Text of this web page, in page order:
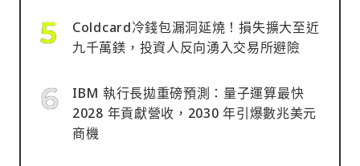
Coldcard冷錢包漏洞延燒！損失擴大至近
九千萬鎂，投資人反向湧入交易所避險
IBM 執行長拋重磅預測：量子運算最快
2028 年貢獻營收，2030 年引爆數兆美元
商機